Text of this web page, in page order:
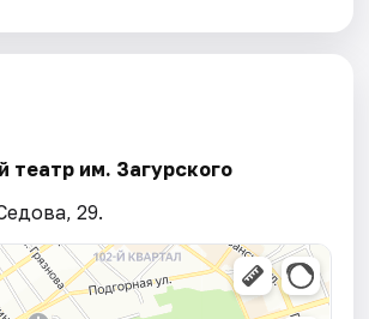
театр им. Загурского
29.